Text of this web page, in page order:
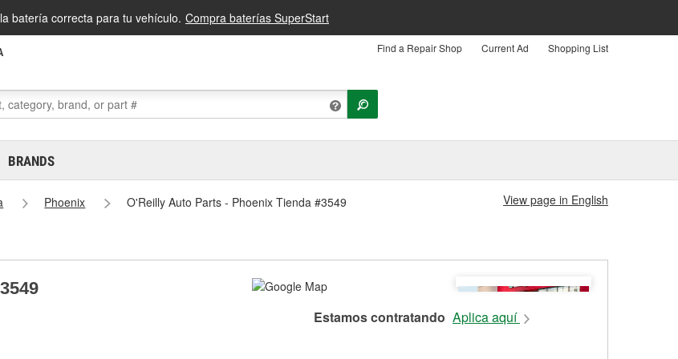
batería correcta para tu vehículo. Compra baterías SuperStart
Find a Repair Shop Current Ad Shopping List
BRANDS
Phoenix O'Reilly Auto Parts - Phoenix Tienda #3549 View page in English
Estamos contratando Aplica aquí